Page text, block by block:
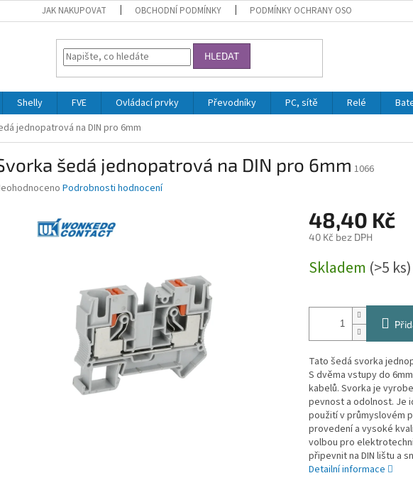
JAK NAKUPOVAT OBCHODNÍ PODMÍNKY PODMÍNKY OCHRANY OSOBNÍCH ÚDAJŮ
HLEDAT
Shelly FVE Ovládací prvky Převodníky PC, sítě Relé
jednopatrová na DIN pro 6mm
šedá jednopatrová na DIN pro 6mm 1066
Podrobnosti hodnocení
48,40 Kč
40 Kč bez DPH
cena:
Skladem (>5 ks)
Tato šedá svorka
S dvěma vstupy do
kabelů. Svorka je
pevnost a odolnost. Je
použití v průmyslovém
provedení a vysoké
volbou pro
připevnit na DIN lištu a
Detailní informace